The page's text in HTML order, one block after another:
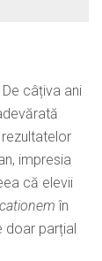
De câțiva ani
impresia
că elevii
în
doar parțial